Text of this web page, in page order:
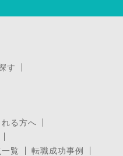
す
る方へ
覧
転職成功事例